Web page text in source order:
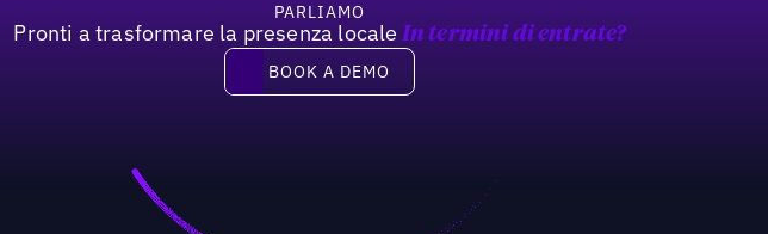
PARLIAMO
Pronti a trasformare la presenza locale In termini di entrate?
Book a demo
BOOK A DEMO